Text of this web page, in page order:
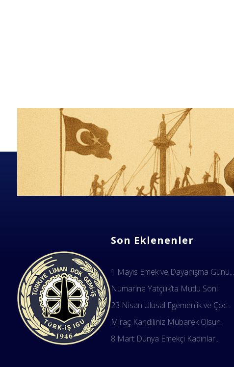
Son Eklenenler
1 Mayıs Emek ve Dayanışma Günü...
Numarine Yatçılık’ta Mutlu Son!
23 Nisan Ulusal Egemenlik ve Çoc...
Miraç Kandiliniz Mübarek Olsun
8 Mart Dünya Emekçi Kadınlar...